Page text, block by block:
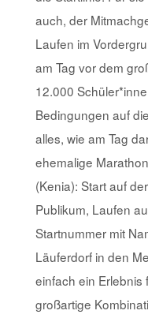
auch, der
Laufen im
am Tag vor dem
12.000
Bedingungen auf
alles, wie am Tag
ehemalige
(Kenia): Start auf
Publikum, Laufen
Startnummer mit
Läuferdorf in den
einfach ein Erlebnis
großartige